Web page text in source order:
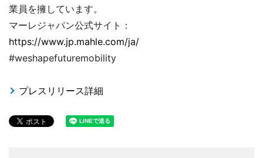
業員を擁しています。
マーレジャパン公式サイト：
https://www.jp.mahle.com/ja/
#weshapefuturemobility
プレスリリース詳細